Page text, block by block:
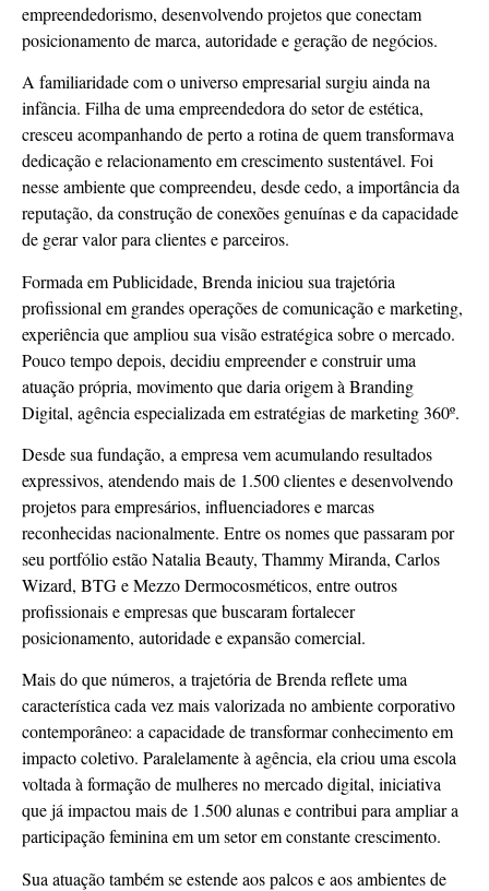
empreendedorismo, desenvolvendo projetos que conectam
posicionamento de marca, autoridade e geração de negócios.
A familiaridade com o universo empresarial surgiu ainda na
infância. Filha de uma empreendedora do setor de estética,
cresceu acompanhando de perto a rotina de quem transformava
dedicação e relacionamento em crescimento sustentável. Foi
nesse ambiente que compreendeu, desde cedo, a importância da
reputação, da construção de conexões genuínas e da capacidade
de gerar valor para clientes e parceiros.
Formada em Publicidade, Brenda iniciou sua trajetória
profissional em grandes operações de comunicação e marketing,
experiência que ampliou sua visão estratégica sobre o mercado.
Pouco tempo depois, decidiu empreender e construir uma
atuação própria, movimento que daria origem à Branding
Digital, agência especializada em estratégias de marketing 360º.
Desde sua fundação, a empresa vem acumulando resultados
expressivos, atendendo mais de 1.500 clientes e desenvolvendo
projetos para empresários, influenciadores e marcas
reconhecidas nacionalmente. Entre os nomes que passaram por
seu portfólio estão Natalia Beauty, Thammy Miranda, Carlos
Wizard, BTG e Mezzo Dermocosméticos, entre outros
profissionais e empresas que buscaram fortalecer
posicionamento, autoridade e expansão comercial.
Mais do que números, a trajetória de Brenda reflete uma
característica cada vez mais valorizada no ambiente corporativo
contemporâneo: a capacidade de transformar conhecimento em
impacto coletivo. Paralelamente à agência, ela criou uma escola
voltada à formação de mulheres no mercado digital, iniciativa
que já impactou mais de 1.500 alunas e contribui para ampliar a
participação feminina em um setor em constante crescimento.
Sua atuação também se estende aos palcos e aos ambientes de